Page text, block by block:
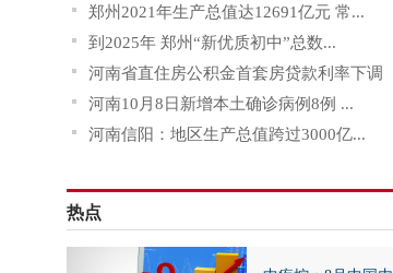
郑州2021年生产总值达12691亿元 常...
到2025年 郑州“新优质初中”总数...
河南省直住房公积金首套房贷款利率下调
河南10月8日新增本土确诊病例8例 ...
河南信阳：地区生产总值跨过3000亿...
热点